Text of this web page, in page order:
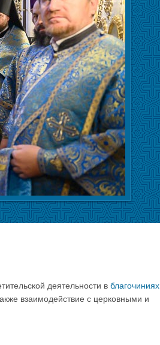
деятельности в благочиниях
взаимодействие с церковными и